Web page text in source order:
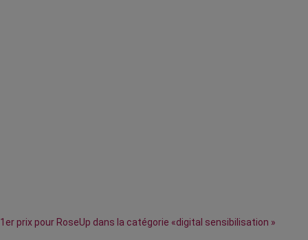
1er prix pour RoseUp dans la catégorie «digital sensibilisation »